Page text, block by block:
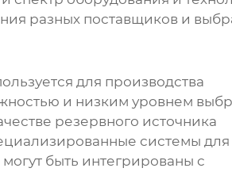
разных поставщиков и
для производства
и низким уровнем
резервного источника
системы для
быть интегрированы с